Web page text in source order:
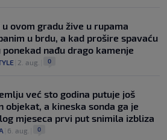
u ovom gradu žive u rupama
u brdu, a kad prošire spavaću
ponekad nađu drago kamenje
2. aug. 0
već sto godina putuje još
objekat, a kineska sonda ga je
mjeseca prvi put snimila izbliza
6. aug. 0